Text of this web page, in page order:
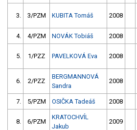
3. 3/PZM KUBITA Tomáš 2008
4. 4/PZM NOVÁK Tobiáš 2008
5. 1/PZZ PAVELKOVÁ Eva 2008
6. 2/PZZ
BERGMANNOVÁ
Sandra
2008
7. 5/PZM OSIČKA Tadeáš 2008
8. 6/PZM
KRATOCHVÍL
Jakub
2009